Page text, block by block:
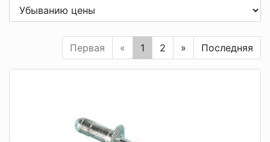
Первая « 1 2 » Последняя